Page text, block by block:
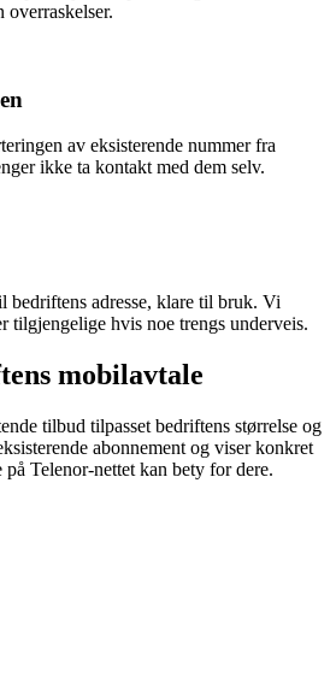
overraskelser.
av eksisterende nummer fra
ikke ta kontakt med dem selv.
bedriftens adresse, klare til bruk. Vi
tilgjengelige hvis noe trengs underveis.
mobilavtale
tilbud tilpasset bedriftens størrelse og
abonnement og viser konkret
Telenor-nettet kan bety for dere.